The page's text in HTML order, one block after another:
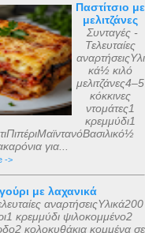
Παστίτσιο με
μελιτζάνες
Συνταγές -
Τελευταίες
αναρτήσειςΥλι
κά½ κιλό
μελιτζάνες4–5
κόκκινες
ντομάτες1
κρεμμύδι1
για...
->
με λαχανικά
αναρτήσειςΥλικά200
κρεμμύδι ψιλοκομμένο2
κολοκυθάκια κομμένα σε